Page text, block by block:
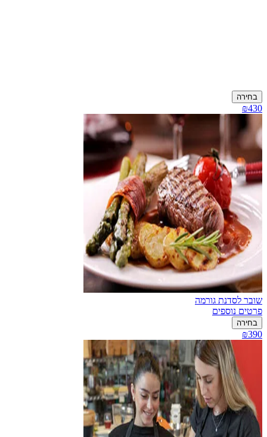
בחירה
₪430
שובר לסדנת גורמה
פרטים נוספים
בחירה
₪390